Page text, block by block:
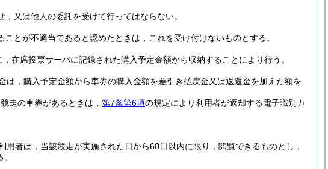
又は他人の委託を受けて行ってはならない。
とが不適当であると認めたときは，これを受け付けないものとする。
，在席投票サーバに記録された購入予定金額から収納することにより行う。
，購入予定金額から車券の購入金額を差引き払戻金又は返還金を加えた額を
走の車券があるときは， 第7条第6項の規定により利用者が返却する電子識別カ
者は，当該競走が実施された日から60日以内に限り，閲覧できるものとし，